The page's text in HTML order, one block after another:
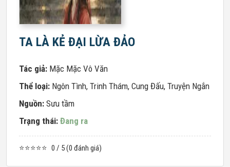
TA LÀ KẺ ĐẠI LỪA ĐẢO
Tác giả: Mặc Mặc Vô Văn
Thể loại: Ngôn Tình, Trinh Thám, Cung Đấu, Truyện Ngắn
Nguồn: Sưu tầm
Trạng thái: Đang ra
⭐⭐⭐⭐⭐ 0 / 5 (0 đánh giá)